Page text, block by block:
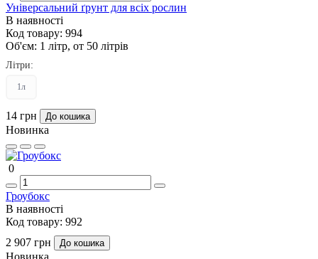
Універсальний ґрунт для всіх рослин
В наявності
Код товару: 994
Об'єм: 1 літр, от 50 літрів
Літри:
1л
14 грн До кошика
Новинка
0
Гроубокс
В наявності
Код товару: 992
2 907 грн
До кошика
Новинка